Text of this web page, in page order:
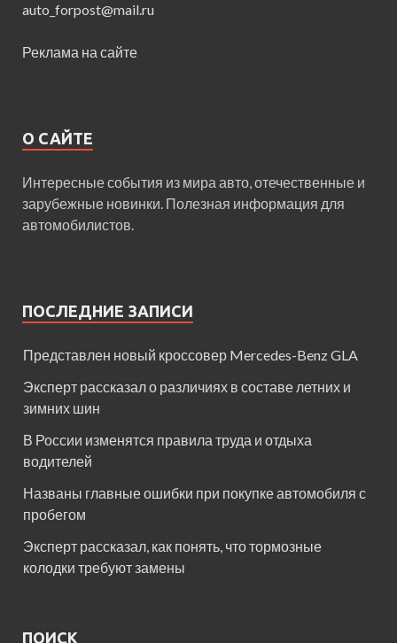
auto_forpost@mail.ru
Реклама на сайте
О САЙТЕ
Интересные события из мира авто, отечественные и
зарубежные новинки. Полезная информация для
автомобилистов.
ПОСЛЕДНИЕ ЗАПИСИ
Представлен новый кроссовер Mercedes-Benz GLA
Эксперт рассказал о различиях в составе летних и
зимних шин
В России изменятся правила труда и отдыха
водителей
Названы главные ошибки при покупке автомобиля с
пробегом
Эксперт рассказал, как понять, что тормозные
колодки требуют замены
ПОИСК